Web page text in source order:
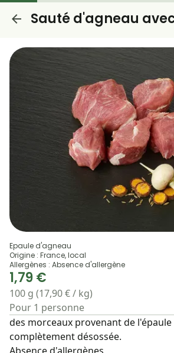
Sauté d'agneau
Epaule d'agneau
Origine : France, local
Allergènes : Absence d'allergène
1,79 €
100 g (17,90 € / kg)
Pour 1 personne
des morceaux provenant de
complètement désossée.